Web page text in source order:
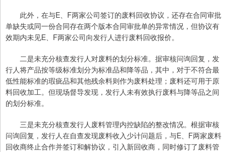
此外，在与E、F两家公司签订的废料回收协议，还存在合同审批
单缺失或同一份合同存在两个版本合同审批单的异常情况，但协议有
效期内未见E、F两家公司向发行人进行废料回收报价。
二是未充分核查发行人对废料的划分标准。据审核问询回复，发
行人将产品按等级标准划分为标准品和降等品，其中，对于不符合最
低性能标准的瑕疵品和其他残余料则作为废料处理；废料还可用于原
料回收加工。但现场督导发现，发行人未有效执行废料与降等品之间
的划分标准。
三是未充分核查发行人废料管理内控缺陷的整改情况。根据审核
问询回复，发行人在自查发现废料收入少计问题后，与E、F两家废料
回收商终止合作并签订和解协议，引入新回收商，同时修订了废料管